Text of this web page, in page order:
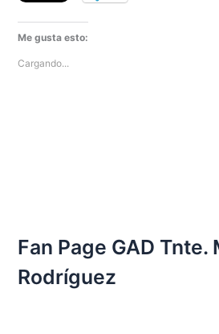
Me gusta esto:
Cargando...
Fan Page GAD Tnte.
Rodríguez